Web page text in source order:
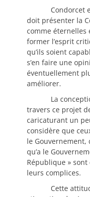
Condorcet
doit présenter la
comme éternelles
former l’esprit
qu’ils soient
s’en faire une
éventuellement
améliorer.
La conception
travers ce projet
caricaturant un
considère que
le Gouvernement,
qu’a le
République »
leurs complices.
Cette attitude